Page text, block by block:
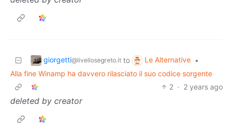
giorgetti@livellosegreto.it to Le Alternative •
Alla fine Winamp ha davvero rilasciato il suo codice sorgente
2 · 2 years ago
deleted by creator